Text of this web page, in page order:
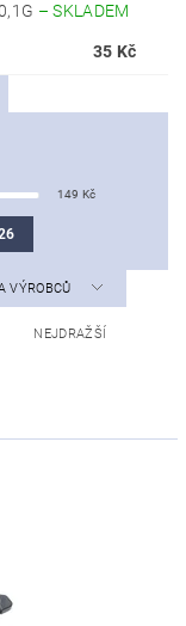
–SKLADEM
35 Kč
149 Kč
VÝROBCŮ
NEJDRAŽŠÍ